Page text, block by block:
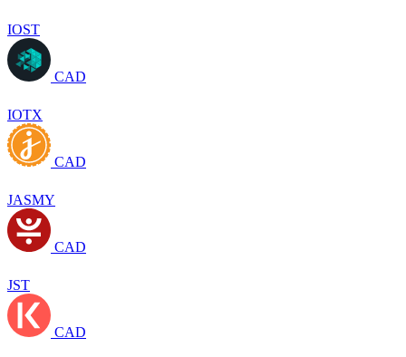
IOST
CAD
IOTX
CAD
JASMY
CAD
JST
CAD